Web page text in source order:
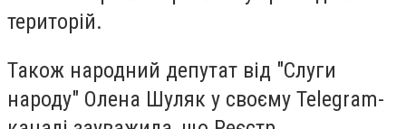
територій.
Також народний депутат від "Слуги
народу" Олена Шуляк у своєму Telegram-